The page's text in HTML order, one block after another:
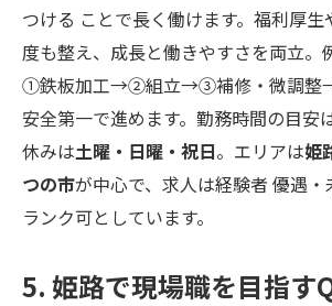
つける ことで長く働けます。福利厚
度も整え、成長と働きやすさを両立。
①鉄板加工→②組立→③補修・微調整
安全第一で進めます。勤務時間の目安
休みは土曜・日曜・祝日。エリアは姫
つの市が中心で、求人は経験者 優遇
ランク可としています。
5. 姫路で現場職を目指す